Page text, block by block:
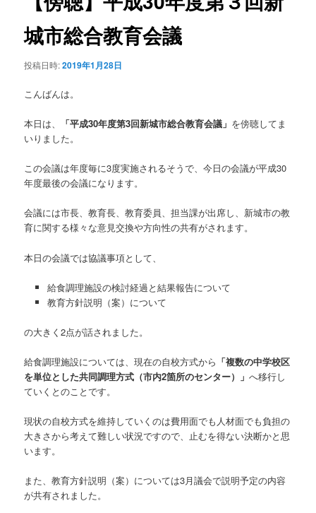
ョ
ン
城市総合教育会議
投稿日時:2019年1月28日
こんばんは。
本日は、 「平成30年度第3回新城市総合教育会議」 を傍聴してま
いりました。
この会議は年度毎に3度実施されるそうで、今日の会議が平成30
年度最後の会議になります。
会議には市長、教育長、教育委員、担当課が出席し、新城市の教
育に関する様々な意見交換や方向性の共有がされます。
本日の会議では協議事項として、
給食調理施設の検討経過と結果報告について
教育方針説明（案）について
の大きく2点が話されました。
給食調理施設については、現在の自校方式から 「複数の中学校区
を単位とした共同調理方式（市内2箇所のセンター）」へ移行し
ていくとのことです。
現状の自校方式を維持していくのは費用面でも人材面でも負担の
大きさから考えて難しい状況ですので、止むを得ない決断かと思
います。
また、教育方針説明（案）については3月議会で説明予定の内容
が共有されました。